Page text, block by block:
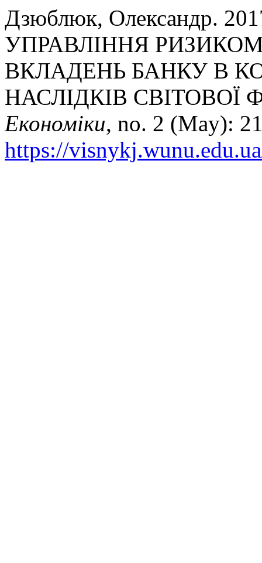
Дзюблюк, Олександр.
УПРАВЛІННЯ
ВКЛАДЕНЬ БАНКУ В
НАСЛІДКІВ СВІТОВОЇ
Економіки, no. 2 (May):
https://